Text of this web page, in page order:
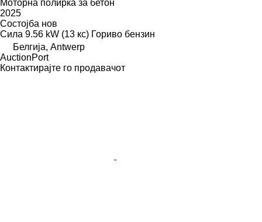
Моторна полирка за бетон
2025
Состојба нов
Сила 9.56 kW (13 кс) Гориво бензин
Белгија, Antwerp
AuctionPort
Контактирајте го продавачот